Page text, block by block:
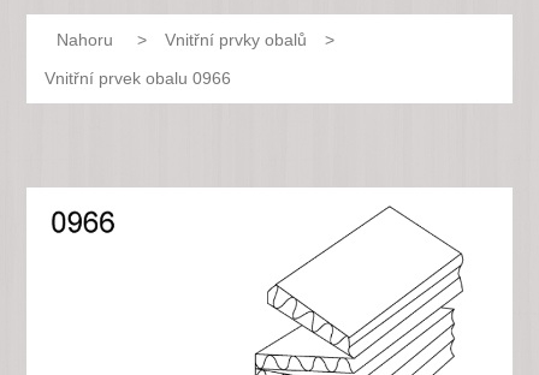
Nahoru > Vnitřní prvky obalů
>
Vnitřní prvek obalu 0966